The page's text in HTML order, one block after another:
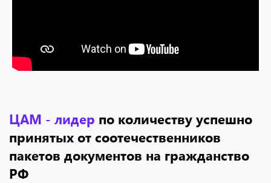
ЦАМ - лидер по количеству успешно
принятых от соотечественников
пакетов документов на гражданство
РФ